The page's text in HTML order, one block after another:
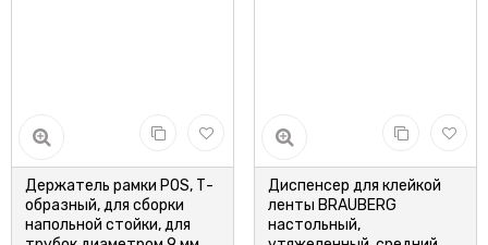
Держатель рамки POS, Т-
образный, для сборки
напольной стойки, для
Диспенсер для клейкой
ленты BRAUBERG
настольный,